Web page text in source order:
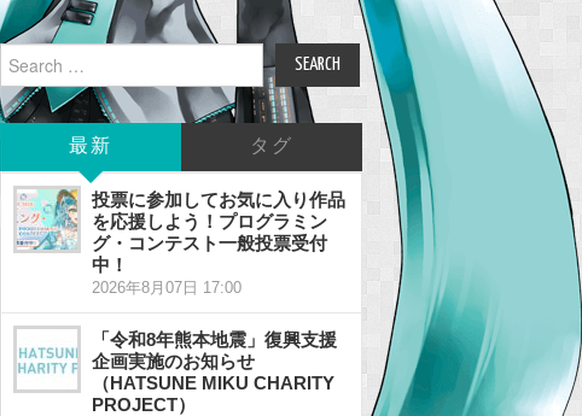
Search
for:
最新 タグ
投票に参加してお気に入り作品
を応援しよう！プログラミン
グ・コンテスト一般投票受付
中！
2026年8月07日 17:00
「令和8年熊本地震」復興支援
企画実施のお知らせ
（HATSUNE MIKU CHARITY
PROJECT）